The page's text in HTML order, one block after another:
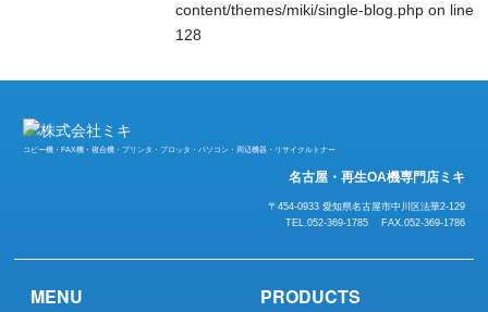
content/themes/miki/single-blog.php on line
128
コピー機・FAX機・複合機・プリンタ・プロッタ・パソコン・周辺機器・リサイクルトナー
名古屋・再生OA機専門店ミキ
〒454-0933 愛知県名古屋市中川区法華2-129
TEL.052-369-1785 FAX.052-369-1786
MENU
PRODUCTS